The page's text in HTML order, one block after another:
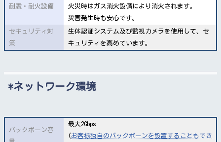
耐震・耐火設備
火災時はガス消火設備により消火されます。
災害発生時も安心です。
セキュリティ対
策
生体認証システム及び監視カメラを使用して、セ
キュリティを高めています。
ネットワーク環境
バックボーン容
最大2Gbps
(お客様独自のバックボーンを設置することもでき